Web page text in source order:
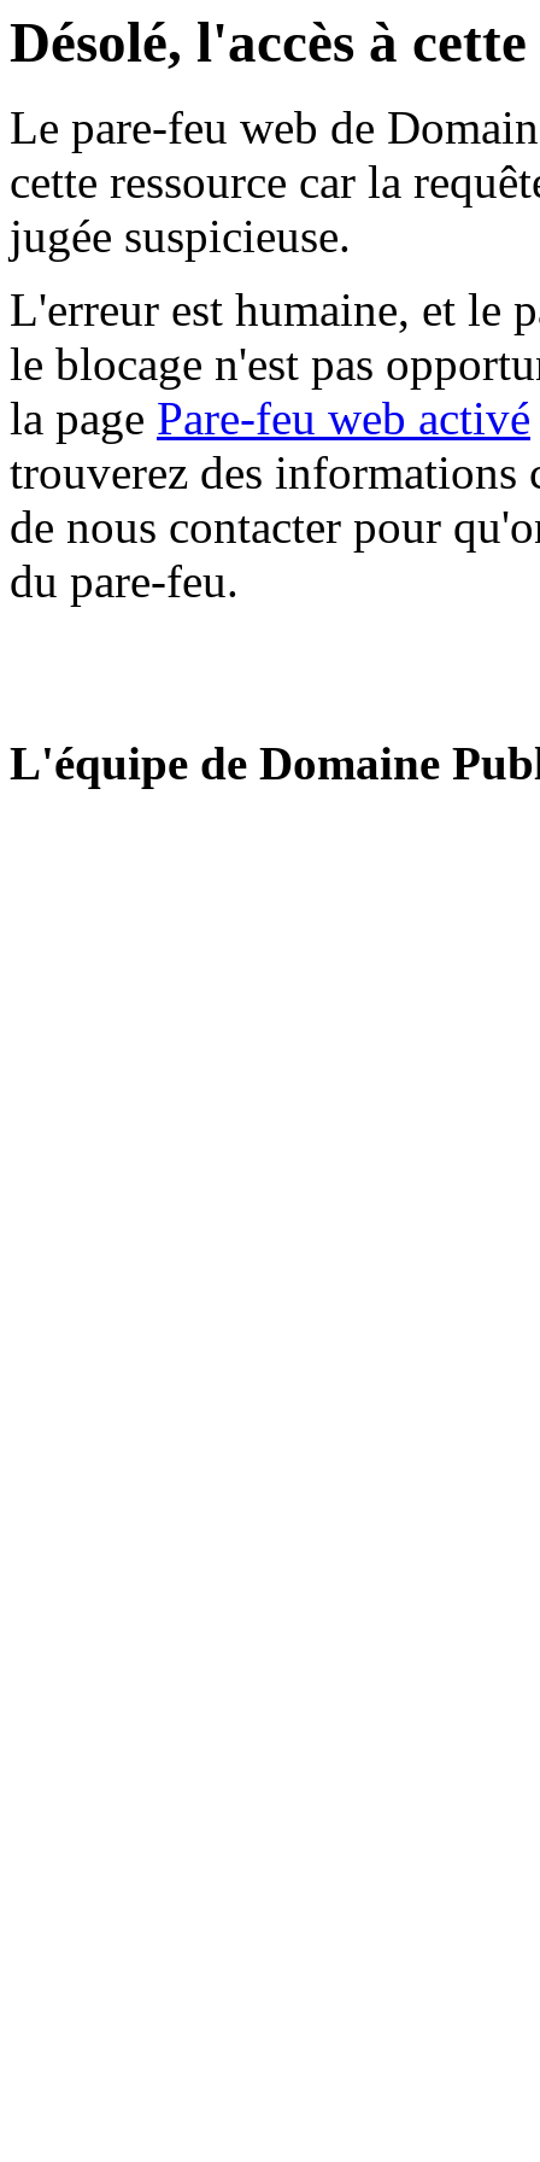
Désolé, l'accès à
Le pare-feu web de
cette ressource car la
jugée suspicieuse.
L'erreur est humaine, et le
le blocage n'est pas
la page Pare-feu web activé
trouverez des informations
de nous contacter pour
du pare-feu.
L'équipe de Domaine